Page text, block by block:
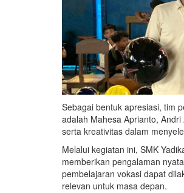
Sebagai bentuk apresiasi, tim
adalah Mahesa Aprianto,
serta kreativitas dalam
Melalui kegiatan ini, SMK
memberikan pengalaman
pembelajaran vokasi dapat
relevan untuk masa depan.